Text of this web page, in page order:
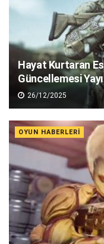
Hayat Kurtaran
Güncellemesi
26/12/2025
OYUN HABERLERI